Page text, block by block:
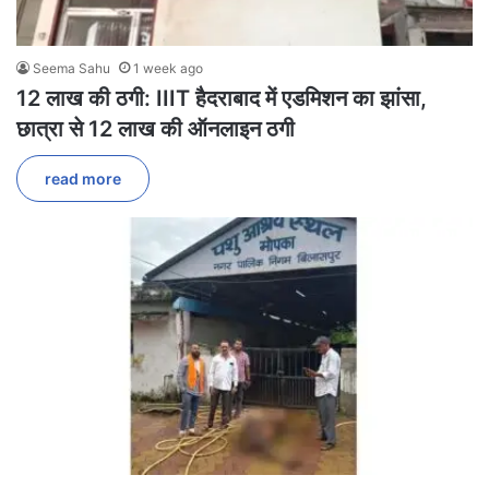
Seema Sahu 1 week ago
12 लाख की ठगी: IIIT हैदराबाद में एडमिशन का झांसा,
छात्रा से 12 लाख की ऑनलाइन ठगी
read more